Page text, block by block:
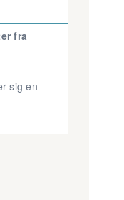
fra
sig en